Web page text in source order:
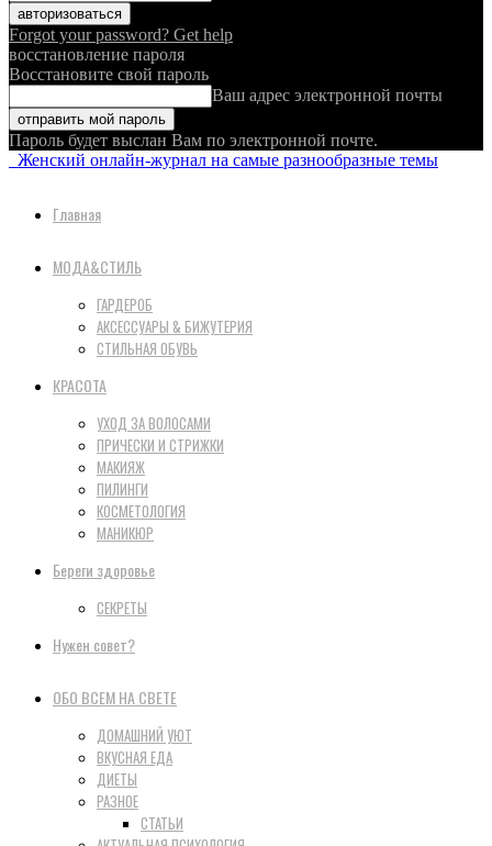
Forgot your password? Get help
восстановление пароля
Восстановите свой пароль
Ваш адрес электронной почты
Пароль будет выслан Вам по электронной почте.
Женский онлайн-журнал на самые разнообразные темы
Главная
МОДА&СТИЛЬ
ГАРДЕРОБ
АКСЕССУАРЫ & БИЖУТЕРИЯ
СТИЛЬНАЯ ОБУВЬ
КРАСОТА
УХОД ЗА ВОЛОСАМИ
ПРИЧЕСКИ И СТРИЖКИ
МАКИЯЖ
ПИЛИНГИ
КОСМЕТОЛОГИЯ
МАНИКЮР
Береги здоровье
СЕКРЕТЫ
Нужен совет?
ОБО ВСЕМ НА СВЕТЕ
ДОМАШНИЙ УЮТ
ВКУСНАЯ ЕДА
ДИЕТЫ
РАЗНОЕ
СТАТЬИ